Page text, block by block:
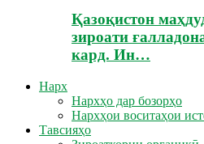
Қазоқистон
зироати
кард. Ин…
Нарх
Нархҳо дар бозорҳо
Нархҳои воситаҳои
Тавсияҳо